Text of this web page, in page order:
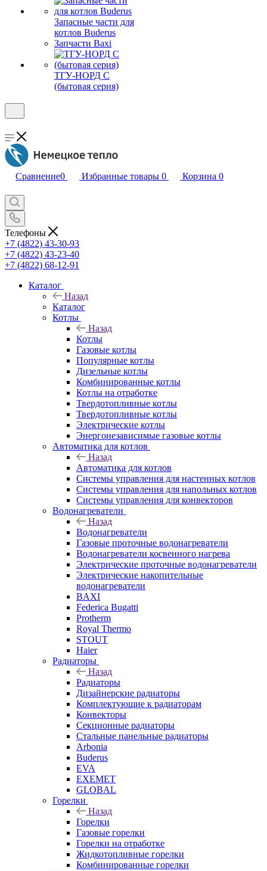
Запасные части для
котлов Buderus
Запчасти Baxi
ТГУ-НОРД С
(бытовая серия)
Сравнение0 Избранные товары 0 Корзина 0
Телефоны
+7 (4822) 43-30-93
+7 (4822) 43-23-40
+7 (4822) 68-12-91
Каталог
Назад
Каталог
Котлы
Назад
Котлы
Газовые котлы
Популярные котлы
Дизельные котлы
Комбинированные котлы
Котлы на отработке
Твердотопливные котлы
Твердотопливные котлы
Электрические котлы
Энергонезависимые газовые котлы
Автоматика для котлов
Назад
Автоматика для котлов
Системы управления для настенных котлов
Системы управления для напольных котлов
Системы управления для конвекторов
Водонагреватели
Назад
Водонагреватели
Газовые проточные водонагреватели
Водонагреватели косвенного нагрева
Электрические проточные водонагреватели
Электрические накопительные
водонагреватели
BAXI
Federica Bugatti
Protherm
Royal Thermo
STOUT
Haier
Радиаторы
Назад
Радиаторы
Дизайнерские радиаторы
Комплектующие к радиаторам
Конвекторы
Секционные радиаторы
Стальные панельные радиаторы
Arbonia
Buderus
EVA
EXEMET
GLOBAL
Горелки
Назад
Горелки
Газовые горелки
Горелки на отработке
Жидкотопливные горелки
Комбинированные горелки